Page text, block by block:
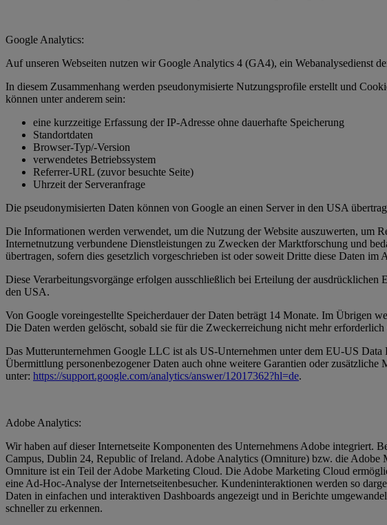
Google Analytics:
Auf unseren Webseiten nutzen wir Google Analytics 4 (GA4), ein
In diesem Zusammenhang werden pseudonymisierte Nutzungsprofile erstellt und
können unter anderem sein:
eine kurzzeitige Erfassung der IP-Adresse ohne dauerhafte Speicherung
Standortdaten
Browser-Typ/-Version
verwendetes Betriebssystem
Referrer-URL (zuvor besuchte Seite)
Uhrzeit der Serveranfrage
Die pseudonymisierten Daten können von Google an einen Server in den USA
Die Informationen werden verwendet, um die Nutzung der Website auszuwerten, um
Internetnutzung verbundene Dienstleistungen zu Zwecken der Marktforschung und
übertragen, sofern dies gesetzlich vorgeschrieben ist oder soweit Dritte diese Daten im
Diese Verarbeitungsvorgänge erfolgen ausschließlich bei Erteilung der
den USA.
Von Google voreingestellte Speicherdauer der Daten beträgt 14 Monate. Im Übrigen
Die Daten werden gelöscht, sobald sie für die Zweckerreichung nicht mehr erforderlich
Das Mutterunternehmen Google LLC ist als US-Unternehmen unter dem EU-US
Übermittlung personenbezogener Daten auch ohne weitere Garantien oder
unter: https://support.google.com/analytics/answer/12017362?hl=de.
Adobe Analytics:
Wir haben auf dieser Internetseite Komponenten des Unternehmens Adobe
Campus, Dublin 24, Republic of Ireland. Adobe Analytics (Omniture) bzw. die
Omniture ist ein Teil der Adobe Marketing Cloud. Die Adobe Marketing Cloud
eine Ad-Hoc-Analyse der Internetseitenbesucher. Kundeninteraktionen werden so
Daten in einfachen und interaktiven Dashboards angezeigt und in Berichte
schneller zu erkennen.